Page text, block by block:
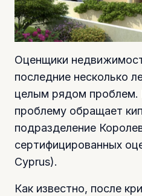
Оценщики
последние несколько
целым рядом проблем.
проблему обращает
подразделение
сертифицированных
Cyprus).
Как известно, после